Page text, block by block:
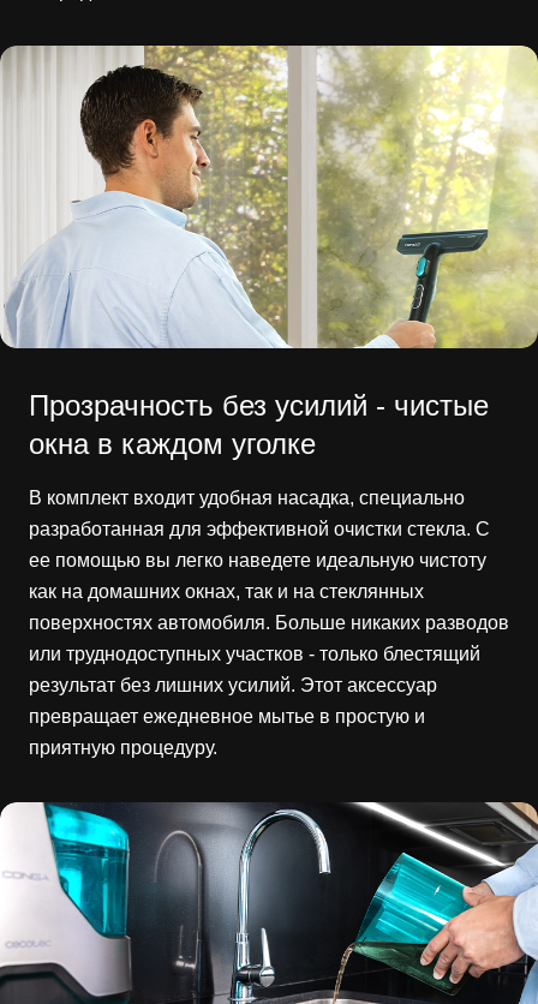
Прозрачность без усилий - чистые
окна в каждом уголке
В комплект входит удобная насадка, специально
разработанная для эффективной очистки стекла. С
ее помощью вы легко наведете идеальную чистоту
как на домашних окнах, так и на стеклянных
поверхностях автомобиля. Больше никаких разводов
или труднодоступных участков - только блестящий
результат без лишних усилий. Этот аксессуар
превращает ежедневное мытье в простую и
приятную процедуру.